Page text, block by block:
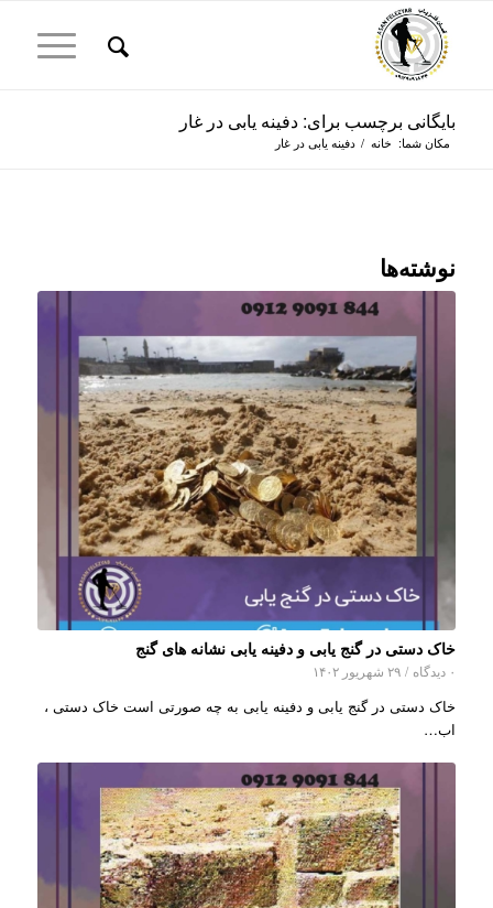
بایگانی برچسب برای: دفینه یابی در غار
مکان شما: خانه / دفینه یابی در غار
نوشته‌ها
خاک دستی در گنج یابی و دفینه یابی نشانه های گنج
۰ دیدگاه / ۲۹ شهریور ۱۴۰۲
خاک دستی در گنج یابی و دفینه یابی به چه صورتی است خاک دستی ،
اب…